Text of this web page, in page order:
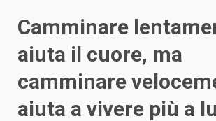
Camminare
aiuta il cuore, ma
camminare
aiuta a vivere più a